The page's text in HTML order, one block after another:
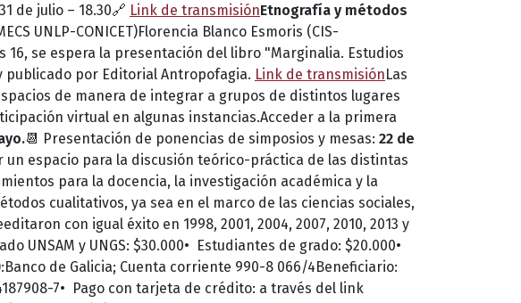
de julio – 18.30🔗 Link de transmisiónEtnografía y métodos
UNLP-CONICET)Florencia Blanco Esmoris (CIS-
16, se espera la presentación del libro "Marginalia. Estudios
por Editorial Antropofagia. Link de transmisiónLas
de manera de integrar a grupos de distintos lugares
virtual en algunas instancias.Acceder a la primera
📆 Presentación de ponencias de simposios y mesas: 22 de
un espacio para la discusión teórico-práctica de las distintas
para la docencia, la investigación académica y la
cualitativos, ya sea en el marco de las ciencias sociales,
con igual éxito en 1998, 2001, 2004, 2007, 2010, 2013 y
UNSAM y UNGS: $30.000•⁠ ⁠Estudiantes de grado: $20.000•⁠
de Galicia; Cuenta corriente 990-8 066/4Beneficiario:
7•⁠ ⁠Pago con tarjeta de crédito: a través del link